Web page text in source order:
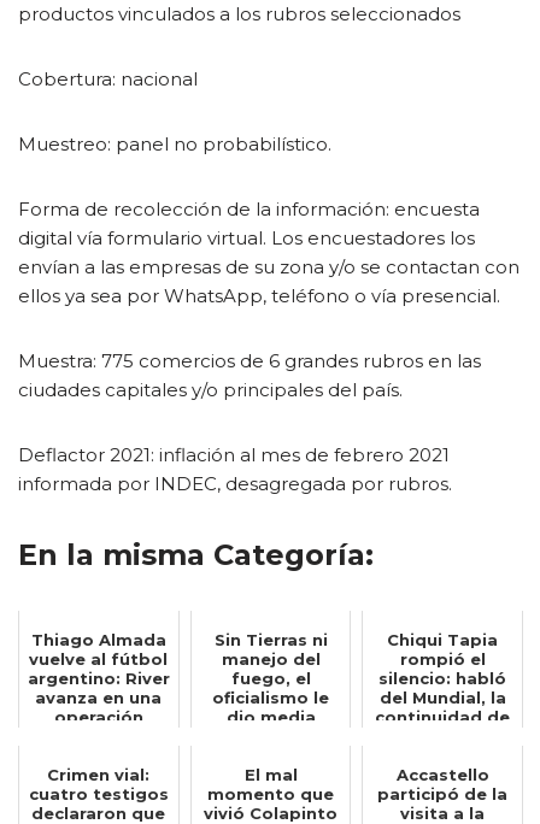
productos vinculados a los rubros seleccionados
Cobertura: nacional
Muestreo: panel no probabilístico.
Forma de recolección de la información: encuesta
digital vía formulario virtual. Los encuestadores los
envían a las empresas de su zona y/o se contactan con
ellos ya sea por WhatsApp, teléfono o vía presencial.
Muestra: 775 comercios de 6 grandes rubros en las
ciudades capitales y/o principales del país.
Deflactor 2021: inflación al mes de febrero 2021
informada por INDEC, desagregada por rubros.
En la misma Categoría:
Thiago Almada
vuelve al fútbol
argentino: River
avanza en una
operación
Sin Tierras ni
manejo del
fuego, el
oficialismo le
dio media
Chiqui Tapia
rompió el
silencio: habló
del Mundial, la
continuidad de
Crimen vial:
cuatro testigos
declararon que
El mal
momento que
vivió Colapinto
Accastello
participó de la
visita a la